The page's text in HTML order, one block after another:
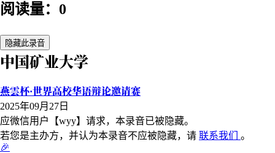
阅读量：0
隐藏此录音
中国矿业大学
燕雲杯·世界高校华语辩论邀请赛
2025年09月27日
应微信用户【wyy】请求，本录音已被隐藏。
若您是主办方，并认为本录音不应被隐藏，请 联系我们 。
🎉